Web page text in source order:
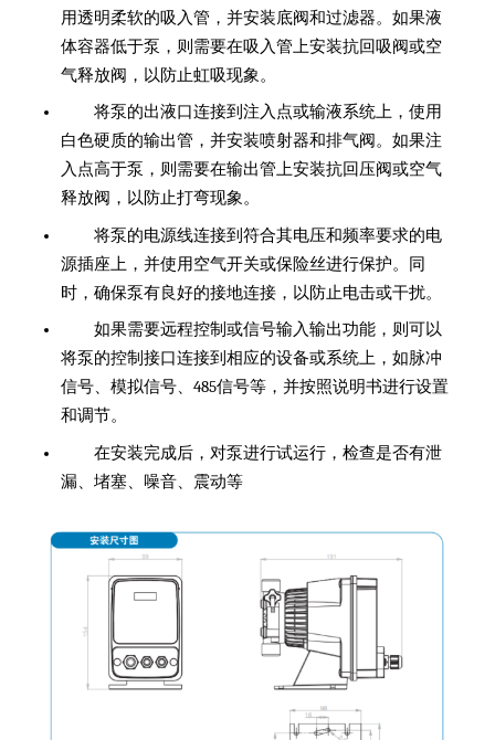
用透明柔软的吸入管，并安装底阀和过滤器。如果液
体容器低于泵，则需要在吸入管上安装抗回吸阀或空
气释放阀，以防止虹吸现象。
将泵的出液口连接到注入点或输液系统上，使用
白色硬质的输出管，并安装喷射器和排气阀。如果注
入点高于泵，则需要在输出管上安装抗回压阀或空气
释放阀，以防止打弯现象。
将泵的电源线连接到符合其电压和频率要求的电
源插座上，并使用空气开关或保险丝进行保护。同
时，确保泵有良好的接地连接，以防止电击或干扰。
如果需要远程控制或信号输入输出功能，则可以
将泵的控制接口连接到相应的设备或系统上，如脉冲
信号、模拟信号、485信号等，并按照说明书进行设置
和调节。
在安装完成后，对泵进行试运行，检查是否有泄
漏、堵塞、噪音、震动等